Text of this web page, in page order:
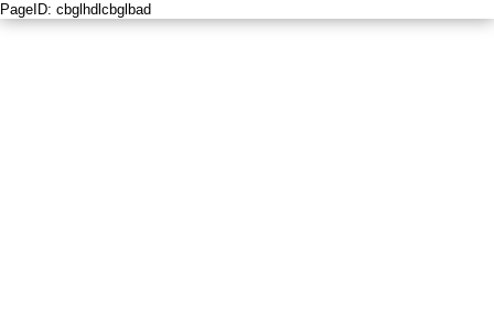
PageID: cbglhdlcbglbad